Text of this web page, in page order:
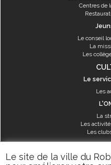
Le site de la ville du
Centres de
Le conseil
La
Les
Le
Les
La
Les
Les
Les